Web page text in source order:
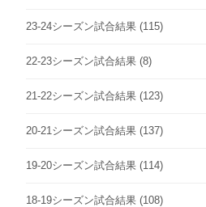
23-24シーズン試合結果 (115)
22-23シーズン試合結果 (8)
21-22シーズン試合結果 (123)
20-21シーズン試合結果 (137)
19-20シーズン試合結果 (114)
18-19シーズン試合結果 (108)